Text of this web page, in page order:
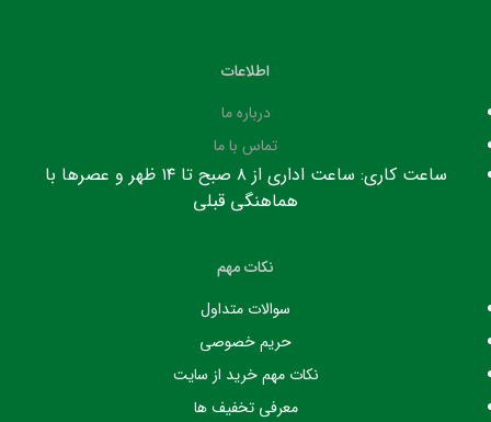
اطلاعات
درباره ما
تماس با ما
ساعت کاری: ساعت اداری از ۸ صبح تا ۱۴ ظهر و عصرها با
هماهنگی قبلی
نکات مهم
سوالات متداول
حریم خصوصی
نکات مهم خرید از سایت
معرفی تخفیف ها